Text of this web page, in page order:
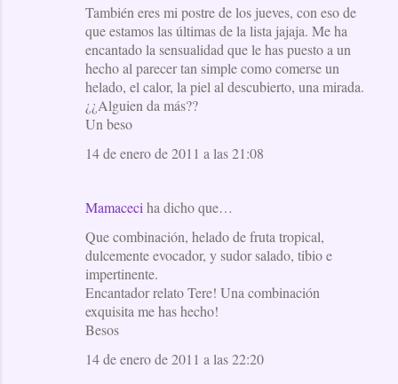
También eres mi postre de los jueves, con eso de
que estamos las últimas de la lista jajaja. Me ha
encantado la sensualidad que le has puesto a un
hecho al parecer tan simple como comerse un
helado, el calor, la piel al descubierto, una mirada.
¿¿Alguien da más??
Un beso
14 de enero de 2011 a las 21:08
Mamaceci ha dicho que…
Que combinación, helado de fruta tropical,
dulcemente evocador, y sudor salado, tibio e
impertinente.
Encantador relato Tere! Una combinación
exquisita me has hecho!
Besos
14 de enero de 2011 a las 22:20